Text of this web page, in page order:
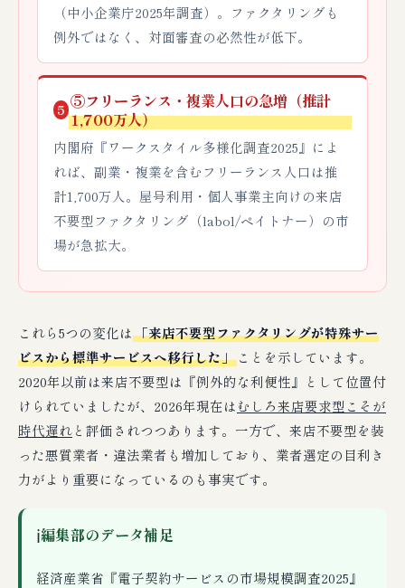
（中小企業庁2025年調査）。ファクタリングも
例外ではなく、対面審査の必然性が低下。
5 ⑤フリーランス・複業人口の急増（推計
1,700万人）
内閣府『ワークスタイル多様化調査2025』によ
れば、副業・複業を含むフリーランス人口は推
計1,700万人。屋号利用・個人事業主向けの来店
不要型ファクタリング（labol/ペイトナー）の市
場が急拡大。
これら5つの変化は「来店不要型ファクタリングが特殊サー
ビスから標準サービスへ移行した」 ことを示しています。
2020年以前は来店不要型は『例外的な利便性』として位置付
けられていましたが、2026年現在はむしろ来店要求型こそが
時代遅れと評価されつつあります。一方で、来店不要型を装
った悪質業者・違法業者も増加しており、業者選定の目利き
力がより重要になっているのも事実です。
ℹ編集部のデータ補足
経済産業省『電子契約サービスの市場規模調査2025』